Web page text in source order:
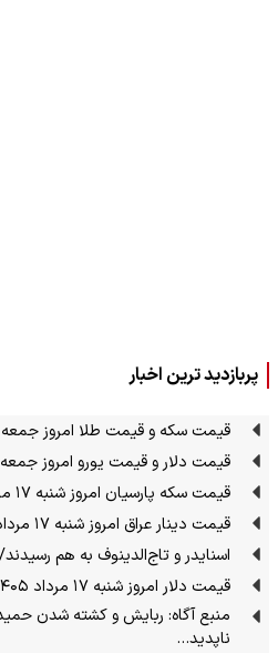
پربازدید ترین اخبار
قیمت سکه و قیمت طلا امروز جمعه ۱۶ مرداد ۱۴۰۵ + جدول
قیمت دلار و قیمت یورو امروز جمعه ۱۶ مرداد ۱۴۰۵ + جدول
قیمت سکه پارسیان امروز شنبه ۱۷ مرداد ۱۴۰۵ / سکه ۱۰۰ سوت چند؟
قیمت دینار عراق امروز شنبه ۱۷ مرداد ۱۴۰۵
اسنایدر و تاج‌الدینوف به هم
قیمت دلار امروز شنبه ۱۷ مرداد ۱۴۰۵ / دلار در بازار آزاد چند شد؟
منبع آگاه: ربایش و کشته شدن
ناپدید…